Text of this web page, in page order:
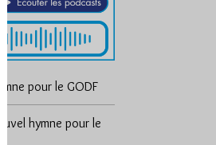
pour le GODF
hymne pour le